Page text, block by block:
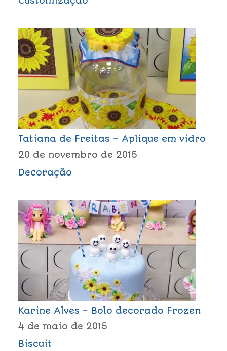
Tatiana de Freitas – Aplique em vidro
20 de novembro de 2015
Decoração
Karine Alves – Bolo decorado Frozen
4 de maio de 2015
Biscuit